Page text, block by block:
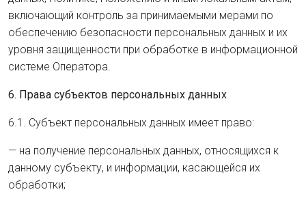
включающий контроль за принимаемыми мерами по
обеспечению безопасности персональных данных и их
уровня защищенности при обработке в информационной
системе Оператора.
6. Права субъектов персональных данных
6.1. Субъект персональных данных имеет право:
— на получение персональных данных, относящихся к
данному субъекту, и информации, касающейся их
обработки;